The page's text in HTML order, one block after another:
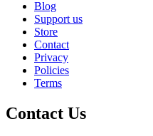
Blog
Support us
Store
Contact
Privacy
Policies
Terms
Contact Us